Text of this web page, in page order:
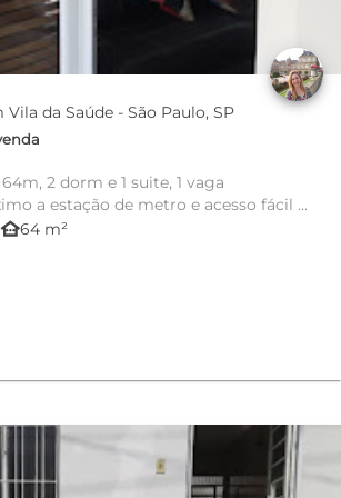
da Saúde - São Paulo, SP
2 dorm e 1 suite, 1 vaga
a estação de metro e acesso fácil a
...
other_houses64 m²